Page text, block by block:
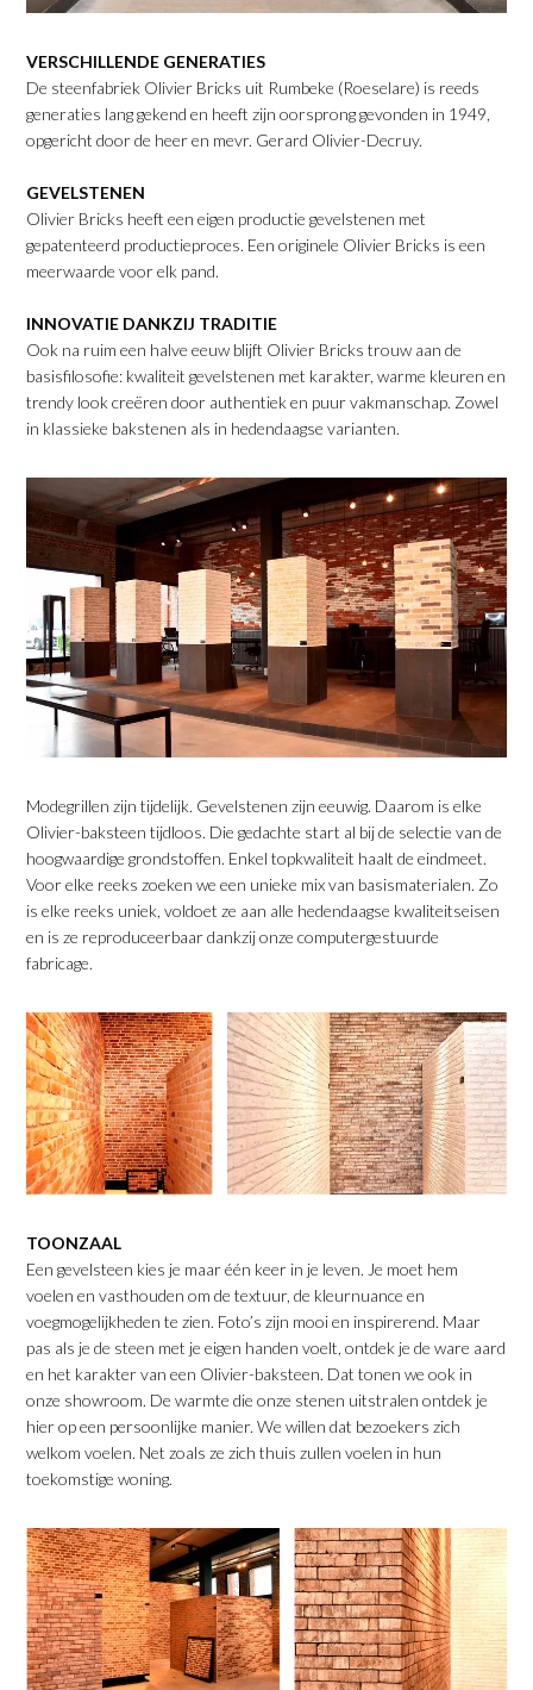
VERSCHILLENDE GENERATIES
De steenfabriek Olivier Bricks uit Rumbeke (Roeselare) is reeds
generaties lang gekend en heeft zijn oorsprong gevonden in 1949,
opgericht door de heer en mevr. Gerard Olivier-Decruy.
GEVELSTENEN
Olivier Bricks heeft een eigen productie gevelstenen met
gepatenteerd productieproces. Een originele Olivier Bricks is een
meerwaarde voor elk pand.
INNOVATIE DANKZIJ TRADITIE
Ook na ruim een halve eeuw blijft Olivier Bricks trouw aan de
basisfilosofie: kwaliteit gevelstenen met karakter, warme kleuren en
trendy look creëren door authentiek en puur vakmanschap. Zowel
in klassieke bakstenen als in hedendaagse varianten.
Modegrillen zijn tijdelijk. Gevelstenen zijn eeuwig. Daarom is elke
Olivier-baksteen tijdloos. Die gedachte start al bij de selectie van de
hoogwaardige grondstoffen. Enkel topkwaliteit haalt de eindmeet.
Voor elke reeks zoeken we een unieke mix van basismaterialen. Zo
is elke reeks uniek, voldoet ze aan alle hedendaagse kwaliteitseisen
en is ze reproduceerbaar dankzij onze computergestuurde
fabricage.
TOONZAAL
Een gevelsteen kies je maar één keer in je leven. Je moet hem
voelen en vasthouden om de textuur, de kleurnuance en
voegmogelijkheden te zien. Foto’s zijn mooi en inspirerend. Maar
pas als je de steen met je eigen handen voelt, ontdek je de ware aard
en het karakter van een Olivier-baksteen. Dat tonen we ook in
onze showroom. De warmte die onze stenen uitstralen ontdek je
hier op een persoonlijke manier. We willen dat bezoekers zich
welkom voelen. Net zoals ze zich thuis zullen voelen in hun
toekomstige woning.